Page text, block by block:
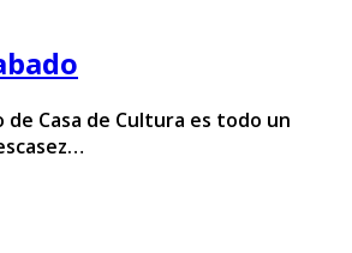
de Casa de Cultura es todo un